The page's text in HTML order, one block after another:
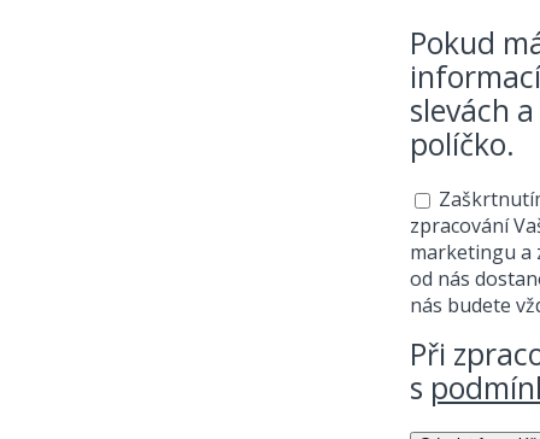
Pokud
slevách
políčko.
Souhlas se
zpracování
marketingu a
od nás
nás budete
Při
s